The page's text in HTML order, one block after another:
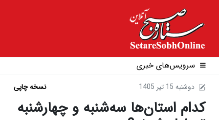
سرویس‌های خبری
1405 دوشنبه 15 تير نسخه چاپی
کدام استان‌ها سه‌شنبه و چهارشنبه